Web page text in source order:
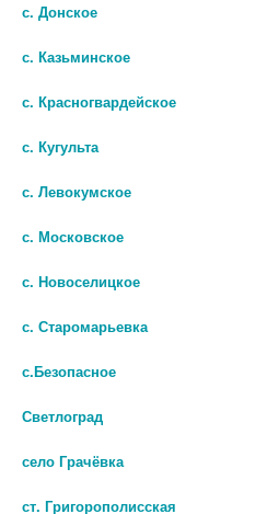
КОНСУМЕД МАГНИЙ В6
(CONSUMED)
629
В КОРЗИНУ
с. Донское
с. Казьминское
с. Красногвардейское
с. Кугульта
с. Левокумское
с. Московское
с. Новоселицкое
с. Старомарьевка
с.Безопасное
Светлоград
село Грачёвка
ст. Григорополисская